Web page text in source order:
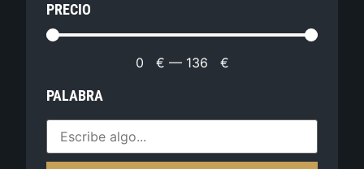
PRECIO
0 € — 136 €
PALABRA